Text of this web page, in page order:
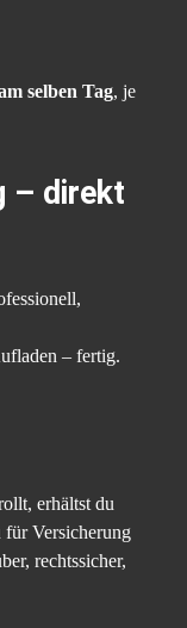
selben Tag, je
– direkt
– fertig.
erhältst du
für Versicherung
rechtssicher,